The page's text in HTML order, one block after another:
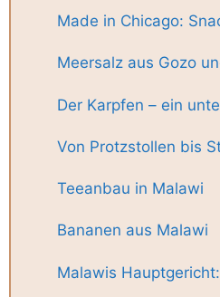
Made in Chicago:
Meersalz aus Gozo
Der Karpfen – ein
Von Protzstollen bis
Teeanbau in Malawi
Bananen aus Malawi
Malawis